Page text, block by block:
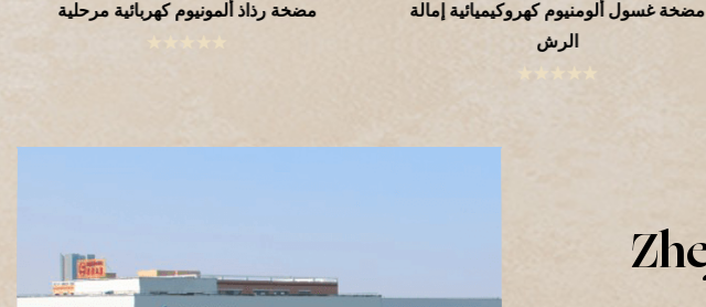
مضخة رذاذ ألمونيوم كهربائية مرحلية
مضخة غسول ألومنيوم كهروكيميائية إمالة
الرش